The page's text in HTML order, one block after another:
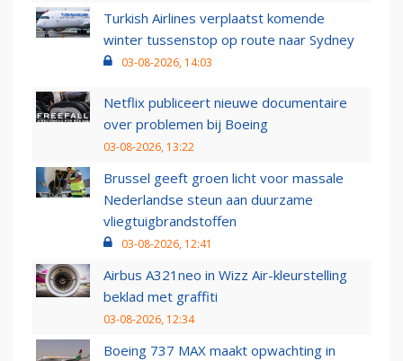
Turkish Airlines verplaatst komende
winter tussenstop op route naar Sydney
03-08-2026, 14:03
Netflix publiceert nieuwe documentaire
over problemen bij Boeing
03-08-2026, 13:22
Brussel geeft groen licht voor massale
Nederlandse steun aan duurzame
vliegtuigbrandstoffen
03-08-2026, 12:41
Airbus A321neo in Wizz Air-kleurstelling
beklad met graffiti
03-08-2026, 12:34
Boeing 737 MAX maakt opwachting in